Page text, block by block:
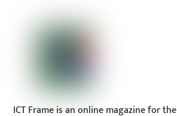
ICT Frame is an online magazine for